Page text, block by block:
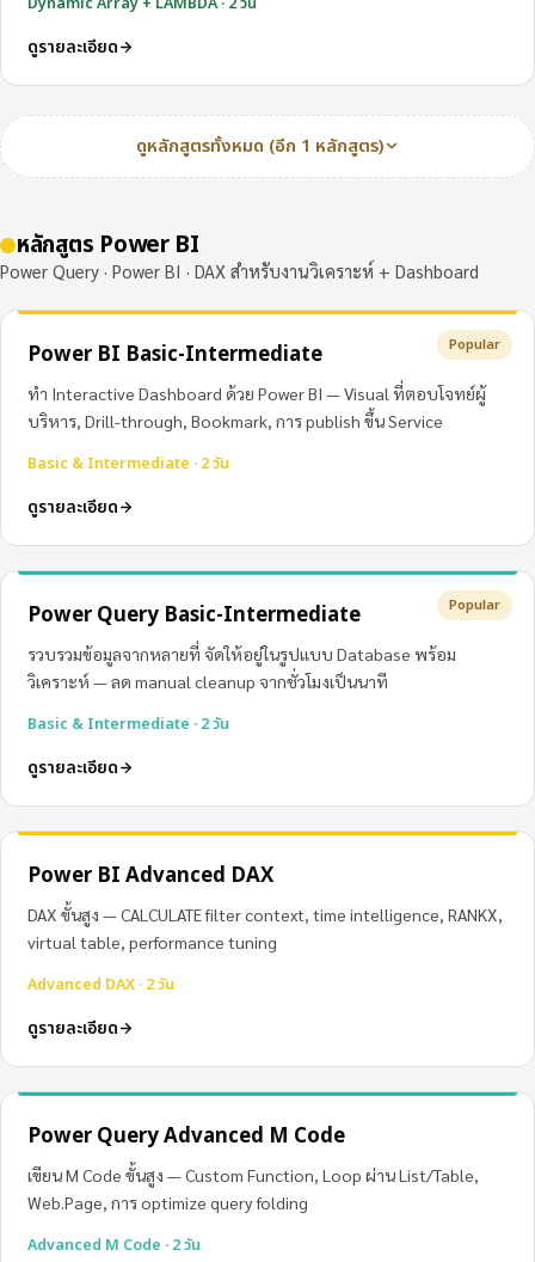
ดูรายละเอียด
ดูหลักสูตรทั้งหมด (อีก 1 หลักสูตร)
หลักสูตร Power BI
Power Query · Power BI · DAX สำหรับงานวิเคราะห์ + Dashboard
Popular
Power BI Basic-Intermediate
ทำ Interactive Dashboard ด้วย Power BI — Visual ที่ตอบโจทย์ผู้
บริหาร, Drill-through, Bookmark, การ publish ขึ้น Service
Basic & Intermediate · 2 วัน
ดูรายละเอียด
Popular
Power Query Basic-Intermediate
รวบรวมข้อมูลจากหลายที่ จัดให้อยู่ในรูปแบบ Database พร้อม
วิเคราะห์ — ลด manual cleanup จากชั่วโมงเป็นนาที
Basic & Intermediate · 2 วัน
ดูรายละเอียด
Power BI Advanced DAX
DAX ขั้นสูง — CALCULATE filter context, time intelligence, RANKX,
virtual table, performance tuning
Advanced DAX · 2 วัน
ดูรายละเอียด
Power Query Advanced M Code
เขียน M Code ขั้นสูง — Custom Function, Loop ผ่าน List/Table,
Web.Page, การ optimize query folding
Advanced M Code · 2 วัน